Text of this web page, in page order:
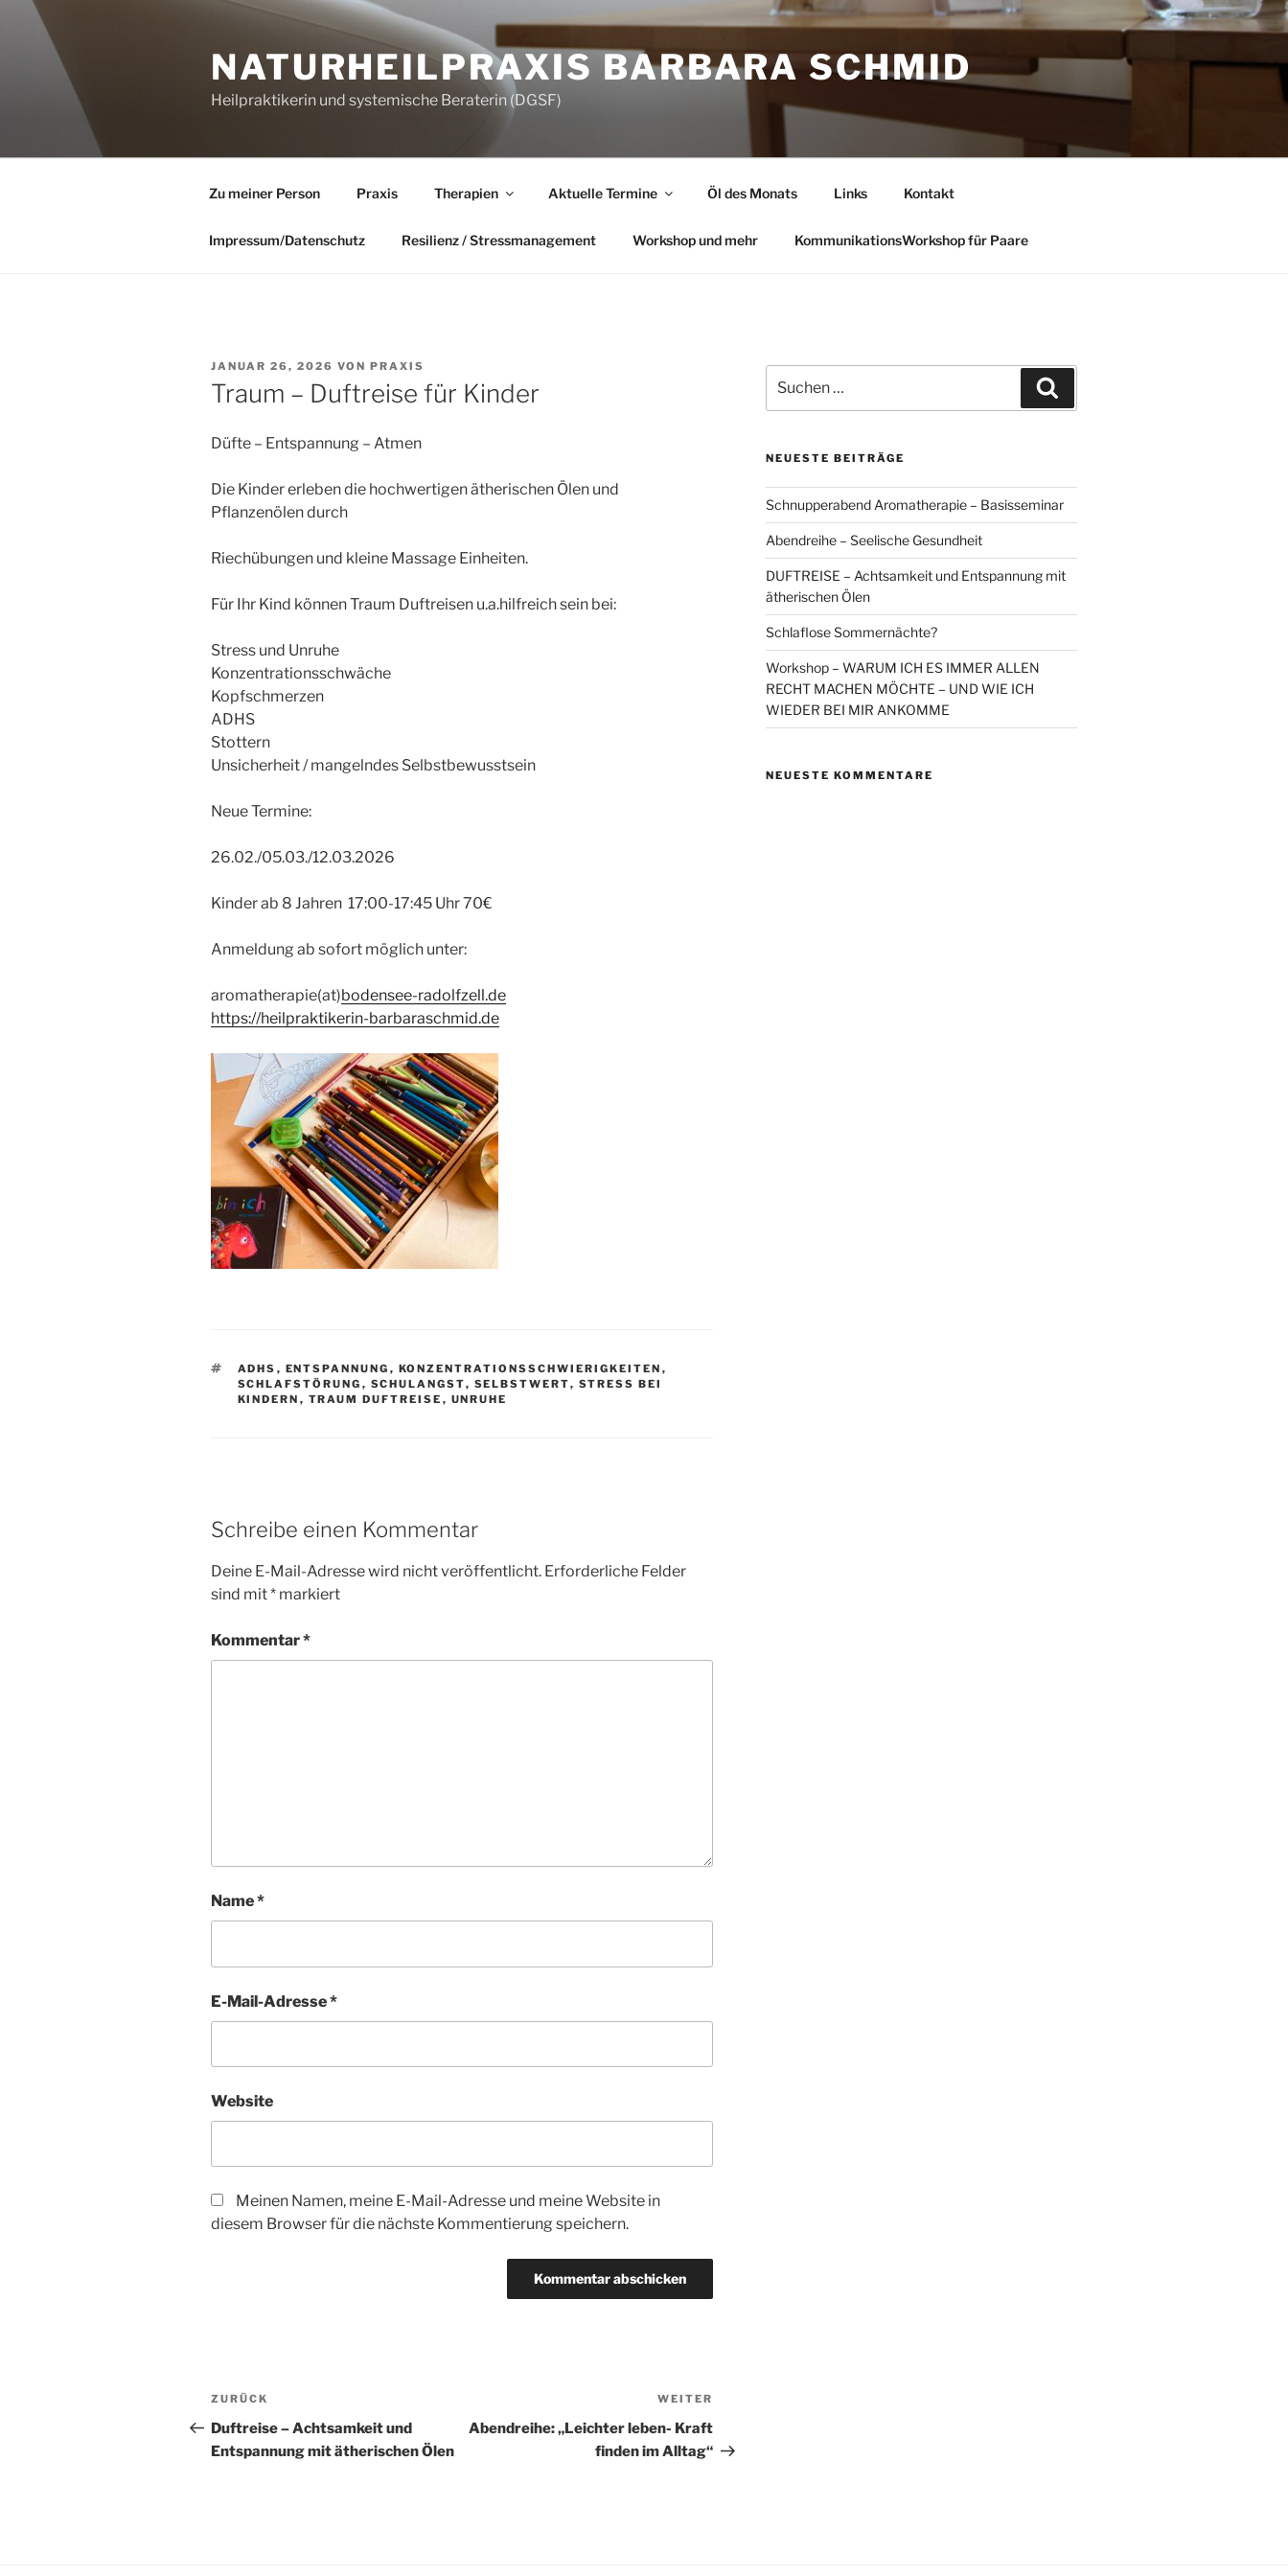
springen
NATURHEILPRAXIS BARBARA SCHMID
Heilpraktikerin und systemische Beraterin (DGSF)
Zu meiner Person Praxis Therapien Aktuelle Termine Öl des Monats Links Kontakt
Impressum/Datenschutz Resilienz / Stressmanagement Workshop und mehr KommunikationsWorkshop für Paare
VERÖFFENTLICHT
AM
JANUAR 26, 2026 VON PRAXIS
Traum – Duftreise für Kinder
Düfte – Entspannung – Atmen
Die Kinder erleben die hochwertigen ätherischen Ölen und
Pflanzenölen durch
Riechübungen und kleine Massage Einheiten.
Für Ihr Kind können Traum Duftreisen u.a.hilfreich sein bei:
Stress und Unruhe
Konzentrationsschwäche
Kopfschmerzen
ADHS
Stottern
Unsicherheit / mangelndes Selbstbewusstsein
Neue Termine:
26.02./05.03./12.03.2026
Kinder ab 8 Jahren 17:00-17:45 Uhr 70€
Anmeldung ab sofort möglich unter:
aromatherapie(at)bodensee-radolfzell.de
https://heilpraktikerin-barbaraschmid.de
SCHLAGWÖRTER
ADHS , ENTSPANNUNG , KONZENTRATIONSSCHWIERIGKEITEN ,
SCHLAFSTÖRUNG , SCHULANGST, SELBSTWERT, STRESS BEI
KINDERN , TRAUM DUFTREISE , UNRUHE
Schreibe einen Kommentar
Deine E-Mail-Adresse wird nicht veröffentlicht. Erforderliche Felder
sind mit* markiert
Kommentar*
Name*
E-Mail-Adresse*
Website
Meinen Namen, meine E-Mail-Adresse und meine Website in
diesem Browser für die nächste Kommentierung speichern.
Beitragsnavigation
Vorheriger
Beitrag
ZURÜCK
Duftreise – Achtsamkeit und
Entspannung mit ätherischen Ölen
Beitrag
WEITER
Abendreihe: „Leichter leben- Kraft
finden im Alltag“
nach:
NEUESTE BEITRÄGE
Schnupperabend Aromatherapie – Basisseminar
Abendreihe – Seelische Gesundheit
DUFTREISE – Achtsamkeit und Entspannung mit
ätherischen Ölen
Schlaflose Sommernächte?
Workshop – WARUM ICH ES IMMER ALLEN
RECHT MACHEN MÖCHTE – UND WIE ICH
WIEDER BEI MIR ANKOMME
NEUESTE KOMMENTARE